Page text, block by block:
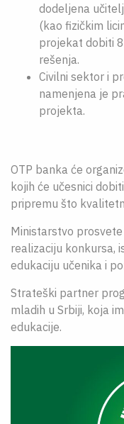
dodeljena
(kao fizičkim
projekat dobiti
rešenja.
Civilni sektor i
namenjena je
projekta.
OTP banka će
kojih će učesnici
pripremu što
Ministarstvo
realizaciju konkursa,
edukaciju učenika i
Strateški partner
mladih u Srbiji, koja
edukacije.